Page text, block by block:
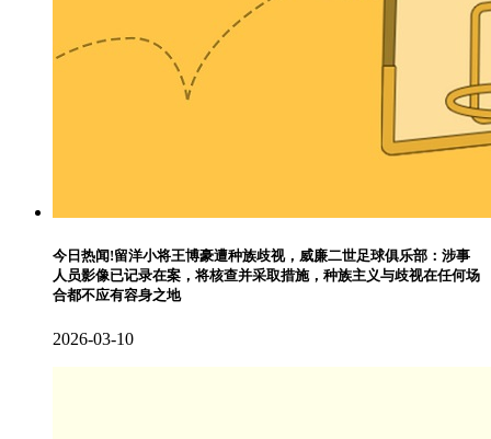
今日热闻!留洋小将王博豪遭种族歧视，威廉二世足球俱乐部：涉事
人员影像已记录在案，将核查并采取措施，种族主义与歧视在任何场
合都不应有容身之地
2026-03-10